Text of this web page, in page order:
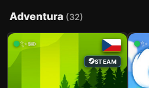
Adventura (32)
✨✏️
STEAM
✨